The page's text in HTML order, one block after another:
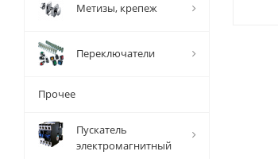
Метизы, крепеж
Переключатели
Прочее
Пускатель
электромагнитный